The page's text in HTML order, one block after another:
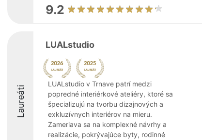
9.2
Laureáti
LUALstudio
LUALstudio v Trnave patrí medzi
popredné interiérkové ateliéry, ktoré sa
špecializujú na tvorbu dizajnových a
exkluzívnych interiérov na mieru.
Zameriava sa na komplexné návrhy a
realizácie, pokrývajúce byty, rodinné